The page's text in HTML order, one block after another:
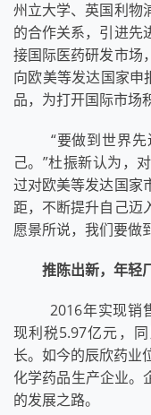
州立大学、英国利物
的合作关系，引进先
接国际医药研发市场
向欧美等发达国家申
品，为打开国际市场
“要做到世界
己。”杜振新认为，
过对欧美等发达国家
距，不断提升自己迈
愿景所说，我们要做
推陈出新，年轻
2016年实现销
现利税5.97亿元，
长。如今的辰欣药业
化学药品生产企业。
的发展之路。